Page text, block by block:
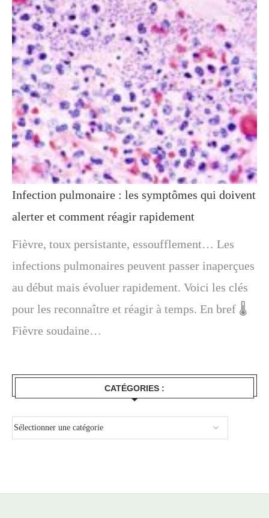
Infection pulmonaire : les symptômes qui doivent
alerter et comment réagir rapidement
Fièvre, toux persistante, essoufflement… Les
infections pulmonaires peuvent passer inaperçues
au début mais évoluer rapidement. Voici les clés
pour les reconnaître et réagir à temps. En bref 🌡️
Fièvre soudaine…
CATÉGORIES :